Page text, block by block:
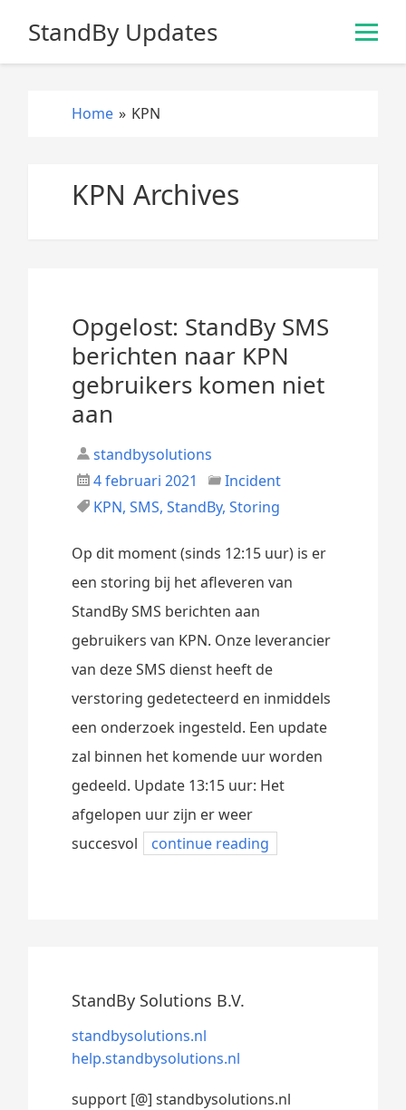
StandBy Updates
Home » KPN
KPN Archives
Opgelost: StandBy SMS
berichten naar KPN
gebruikers komen niet
aan
standbysolutions
4 februari 2021
Incident
KPN,SMS,StandBy,Storing
Op dit moment (sinds 12:15 uur) is er
een storing bij het afleveren van
StandBy SMS berichten aan
gebruikers van KPN. Onze leverancier
van deze SMS dienst heeft de
verstoring gedetecteerd en inmiddels
een onderzoek ingesteld. Een update
zal binnen het komende uur worden
gedeeld. Update 13:15 uur: Het
afgelopen uur zijn er weer
succesvol
continue reading
StandBy Solutions B.V.
standbysolutions.nl
help.standbysolutions.nl
support [@] standbysolutions.nl